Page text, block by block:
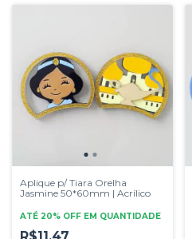
Aplique p/ Tiara Orelha
Jasmine 50*60mm | Acrílico
ATÉ 20% OFF EM QUANTIDADE
R$11,47